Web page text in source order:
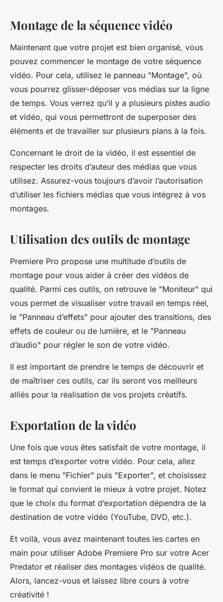
Montage de la séquence vidéo
Maintenant que votre projet est bien organisé, vous
pouvez commencer le montage de votre séquence
vidéo. Pour cela, utilisez le panneau "Montage", où
vous pourrez glisser-déposer vos médias sur la ligne
de temps. Vous verrez qu’il y a plusieurs pistes audio
et vidéo, qui vous permettront de superposer des
éléments et de travailler sur plusieurs plans à la fois.
Concernant le droit de la vidéo, il est essentiel de
respecter les droits d’auteur des médias que vous
utilisez. Assurez-vous toujours d’avoir l’autorisation
d’utiliser les fichiers médias que vous intégrez à vos
montages.
Utilisation des outils de montage
Premiere Pro propose une multitude d’outils de
montage pour vous aider à créer des vidéos de
qualité. Parmi ces outils, on retrouve le "Moniteur" qui
vous permet de visualiser votre travail en temps réel,
le "Panneau d’effets" pour ajouter des transitions, des
effets de couleur ou de lumière, et le "Panneau
d’audio" pour régler le son de votre vidéo.
Il est important de prendre le temps de découvrir et
de maîtriser ces outils, car ils seront vos meilleurs
alliés pour la réalisation de vos projets créatifs.
Exportation de la vidéo
Une fois que vous êtes satisfait de votre montage, il
est temps d’exporter votre vidéo. Pour cela, allez
dans le menu "Fichier" puis "Exporter", et choisissez
le format qui convient le mieux à votre projet. Notez
que le choix du format d’exportation dépendra de la
destination de votre vidéo (YouTube, DVD, etc.).
Et voilà, vous avez maintenant toutes les cartes en
main pour utiliser Adobe Premiere Pro sur votre Acer
Predator et réaliser des montages vidéos de qualité.
Alors, lancez-vous et laissez libre cours à votre
créativité !